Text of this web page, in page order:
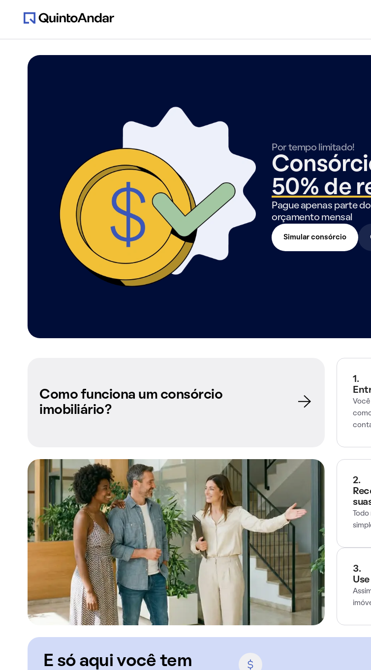
Por tempo limitado!
50% de
Pague apenas parte
orçamento mensal
Simular consórcio
Como funciona um consórcio
imobiliário?
1.
2.
3.
E só aqui você tem